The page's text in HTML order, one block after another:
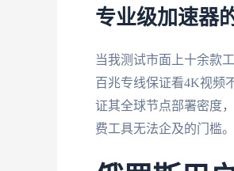
专业级加速器
当我测试市面上十余款
百兆专线保证看4K视频
证其全球节点部署密度
费工具无法企及的门槛。